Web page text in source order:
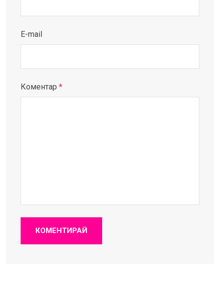
E-mail
Коментар *
КОМЕНТИРАЙ